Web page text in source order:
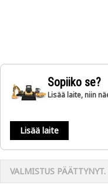
Sopiiko se?
Lisää laite, niin
Lisää laite
VALMISTUS PÄÄTTYNYT.